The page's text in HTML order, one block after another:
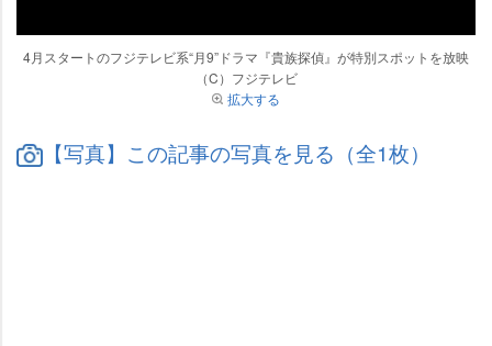
4月スタートのフジテレビ系“月9”ドラマ『貴族探偵』が特別スポットを放映
（C）フジテレビ
拡大する
【写真】この記事の写真を見る（全1枚）